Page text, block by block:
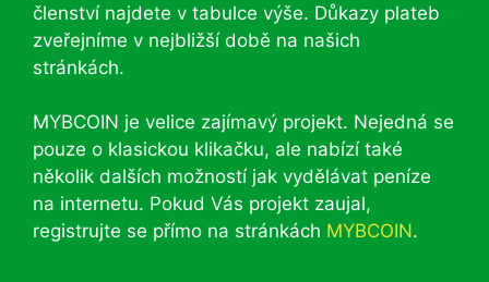
členství najdete v tabulce výše. Důkazy plateb
zveřejníme v nejbližší době na našich
stránkách.
MYBCOIN je velice zajímavý projekt. Nejedná se
pouze o klasickou klikačku, ale nabízí také
několik dalších možností jak vydělávat peníze
na internetu. Pokud Vás projekt zaujal,
registrujte se přímo na stránkách MYBCOIN.